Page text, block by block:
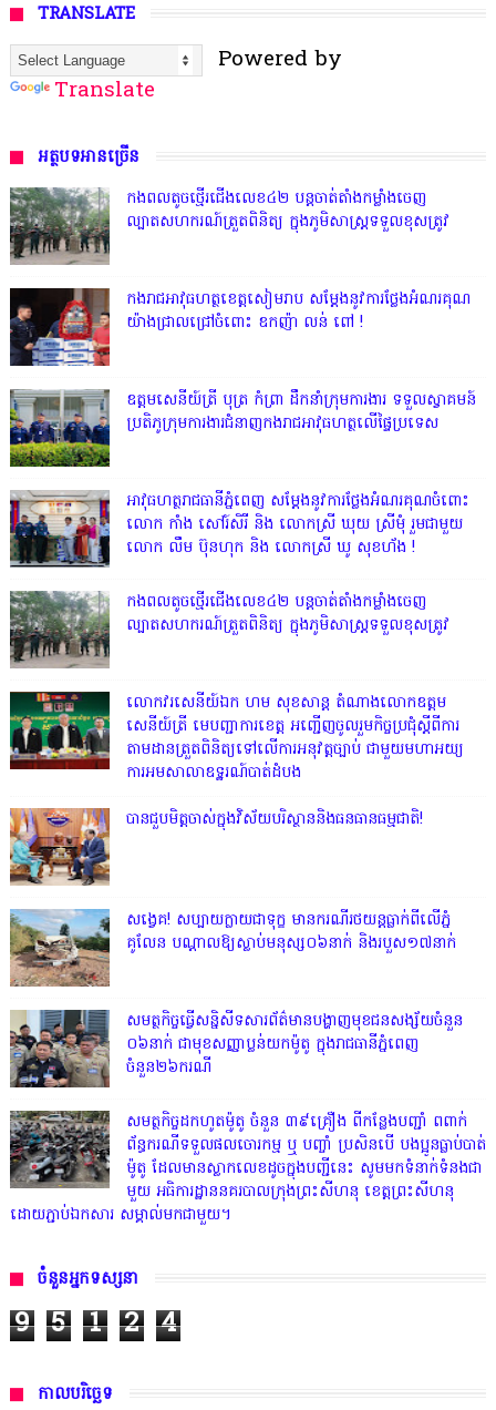
TRANSLATE
Powered by
Translate
អត្ថបទអានច្រើន
កងពលតូចថ្មើរជើងលេខ៤២ បន្តចាត់តាំងកម្លាំងចេញ
ល្បាតសហករណ៍ត្រួតពិនិត្យ ក្នុងភូមិសាស្រ្តទទួលខុសត្រូវ
កងរាជអាវុធហត្ថខេត្តសៀមរាប សម្តែងនូវការថ្លែងអំណរគុណ
យ៉ាងជ្រាលជ្រៅចំពោះ ឧកញ៉ា លន់ ពៅ !
ឧត្តមសេនីយ៍ត្រី បុត្រ កំព្រា ដឹកនាំក្រុមការងារ ទទួលស្វាគមន៍
ប្រតិភូក្រុមការងារជំនាញកងរាជអាវុធហត្ថលើផ្ទៃប្រទេស
អាវុធហត្ថរាជធានីភ្នំពេញ សម្តែងនូវការថ្លែងអំណរគុណចំពោះ
លោក កាំង សៅរ៍សិរី និង លោកស្រី ឃុយ ស្រីមុំ រួមជាមួយ
លោក លឹម ប៊ុនហុក និង លោកស្រី ឃូ សុខហ័ង !
កងពលតូចថ្មើរជើងលេខ៤២ បន្តចាត់តាំងកម្លាំងចេញ
ល្បាតសហករណ៍ត្រួតពិនិត្យ ក្នុងភូមិសាស្រ្តទទួលខុសត្រូវ
លោក​វរសេនីយ៍ឯក​ ហម​ សុខសាន្ត តំណាង​លោកឧត្តម
សេនីយ៍ត្រី មេបញ្ជាការ​ខេត្ត អញ្ជេីញចូលរួមកិច្ចប្រជុំស្ដីពីការ
តាមដានត្រួតពិនិត្យទៅលេីការអនុវត្តច្បាប់​ ជាមួយមហាអយ្យ
ការអមសាលាឧទ្ឋរណ៍បាត់ដំបង
បានជួបមិត្តចាស់ក្នុងវិស័យបរិស្ថាននិងធនធានធម្មជាតិ!
សង្វេគ! សប្បាយក្លាយជាទុក្ខ មានករណីរថយន្តធ្លាក់ពីលើភ្នំ
គូលែន បណ្ដាលឱ្យស្លាប់មនុស្ស០៦នាក់ និងរបួស១៧នាក់
សមត្ថកិច្ចធ្វើសន្និសីទសារព័ត៌មានបង្ហាញមុខជនសង្ស័យចំនួន
០៦នាក់ ជាមុខសញ្ញាប្លន់យកម៉ូតូ ក្នុងរាជធានីភ្នំពេញ
ចំនួន២៦ករណី
សមត្ថកិច្ចដកហូតម៉ូតូ ចំនួន ៣៩គ្រឿង ពីកន្លែងបញ្ជាំ ពពាក់
ព័ន្ធករណីទទួលផលចោរកម្ម ឬ បញ្ចាំ ប្រសិនបើ បងប្អូនធ្លាប់បាត់
ម៉ូតូ ដែលមានស្លាកលេខដូចក្នុងបញ្ជីនេះ សូមមកទំនាក់ទំនងជា
មួយ អធិការដ្ឋាននគរបាលក្រុងព្រះសីហនុ ខេត្តព្រះសីហនុ
ដោយភ្ជាប់ឯកសារ សម្គាល់មកជាមួយ។
ចំនួនអ្នកទស្សនា
9 5 1 2 4
កាលបរិច្ឆេទ